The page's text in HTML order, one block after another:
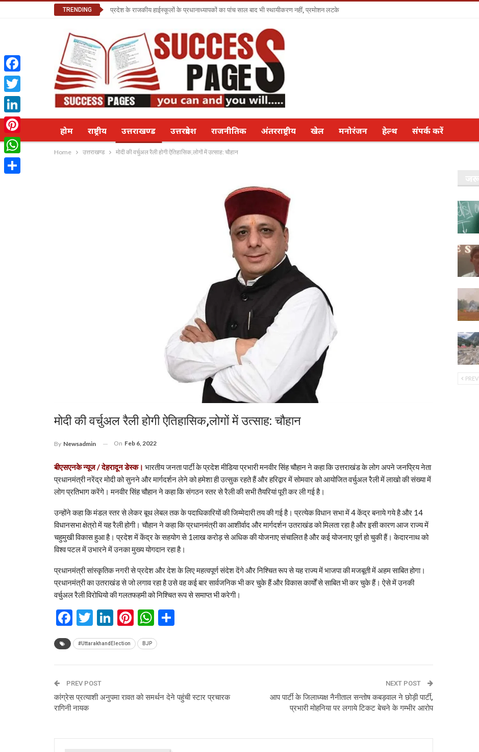
TRENDING प्रदेश के राजकीय हाईस्कूलों के प्रधानाध्यापकों का पांच साल बाद भी स्थायीकरण नहीं, प्रमोशन लटके
होम राष्ट्रीय उत्तराखण्ड उत्तरप्रदेश राजनीतिक अंतरराष्ट्रीय खेल मनोरंजन हेल्थ संपर्क करें
Home उत्तराखण्ड मोदी की वर्चुअल रैली होगी ऐतिहासिक,लोगों में उत्साह: चौहान
मोदी की वर्चुअल रैली होगी ऐतिहासिक,लोगों में उत्साह: चौहान
By Newsadmin On Feb 6, 2022
बीएसएनके न्यूज / देहरादून डेस्क। भारतीय जनता पार्टी के प्रदेश मीडिया प्रभारी मनवीर सिंह चौहान ने कहा कि उत्तराखंड के लोग अपने जनप्रिय नेता
प्रधानमंत्री नरेंद्र मोदी को सुनने और मार्गदर्शन लेने को हमेशा ही उत्सुक रहते हैं और हरिद्वार में सोमवार को आयोजित वर्चुअल रैली में लाखो की संख्या में
लोग प्रतिभाग करेंगे। मनवीर सिंह चौहान ने कहा कि संगठन स्तर से रैली की सभी तैयरियां पूरी कर ली गई है।
उन्होंने कहा कि मंडल स्तर से लेकर बूथ लेबल तक के पदाधिकारियों की जिम्मेदारी तय की गई है। प्रत्येक विधान सभा में 4 केंद्र बनाये गये है और 14
विधानसभा क्षेत्रो में यह रैली होगी। चौहान ने कहा कि प्रधानमंत्री का आशीर्वाद और मार्गदर्शन उतराखंड को मिलता रहा है और इसी कारण आज राज्य में
चहुमुखी विकास हुआ है। प्रदेश में केंद्र के सहयोग से 1लाख करोड़ से अधिक की योजनाए संचालित है और कई योजनाए पूर्ण हो चुकी हैं। केदारनाथ को
विश्व पटल में उभारने में उनका मुख्य योगदान रहा है।
प्रधानमंत्री सांस्कृतिक नगरी से प्रदेश और देश के लिए महत्वपूर्ण संदेश देंगे और निश्चित रूप से यह राज्य में भाजपा की मजबूती में अहम साबित होगा।
प्रधानमंत्री का उतराखंड से जो लगाव रहा है उसे वह कई बार सार्वजनिक भी कर चुके हैं और विकास कार्यों से साबित भी कर चुके हैं। ऐसे में उनकी
वर्चुअल रैली विरोधियो की गलतफहमी को निश्चित रूप से समाप्त भी करेगी।
Facebook
Twitter
LinkedIn
Pinterest
WhatsApp
#UttarakhandElection BJP
PREV POST
कांग्रेस प्रत्याशी अनुपमा रावत को समर्थन देने पहुंची स्टार प्रचारक
रागिनी नायक
NEXT POST
आप पार्टी के जिलाध्यक्ष नैनीताल सन्तोष कबड़वाल ने छोड़ी पार्टी,
प्रभारी मोहनिया पर लगाये टिकट बेचने के गम्भीर आरोप
PREV
Facebook
Twitter
LinkedIn
Pinterest
WhatsApp